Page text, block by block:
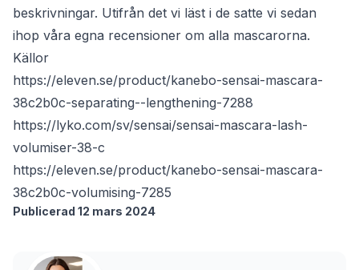
beskrivningar. Utifrån det vi läst i de satte vi sedan
ihop våra egna recensioner om alla mascarorna.
Källor
https://eleven.se/product/kanebo-sensai-mascara-
38c2b0c-separating--lengthening-7288
https://lyko.com/sv/sensai/sensai-mascara-lash-
volumiser-38-c
https://eleven.se/product/kanebo-sensai-mascara-
38c2b0c-volumising-7285
Publicerad 12 mars 2024